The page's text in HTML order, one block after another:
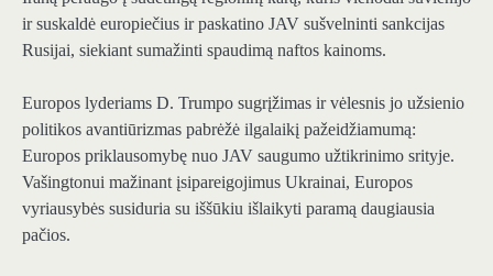
ir suskaldė europiečius ir paskatino JAV sušvelninti sankcijas
Rusijai, siekiant sumažinti spaudimą naftos kainoms.
Europos lyderiams D. Trumpo sugrįžimas ir vėlesnis jo užsienio
politikos avantiūrizmas pabrėžė ilgalaikį pažeidžiamumą:
Europos priklausomybę nuo JAV saugumo užtikrinimo srityje.
Vašingtonui mažinant įsipareigojimus Ukrainai, Europos
vyriausybės susiduria su iššūkiu išlaikyti paramą daugiausia
pačios.